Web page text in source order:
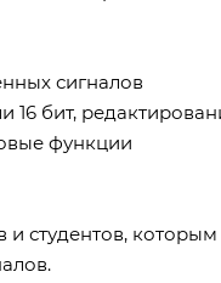
сигналов
16 бит,
функции
студентов, которым